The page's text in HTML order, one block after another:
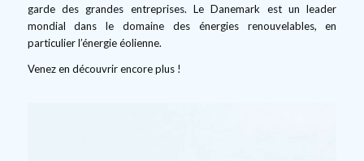
garde des grandes entreprises. Le Danemark est un leader
mondial dans le domaine des énergies renouvelables, en
particulier l’énergie éolienne.
Venez en découvrir encore plus !